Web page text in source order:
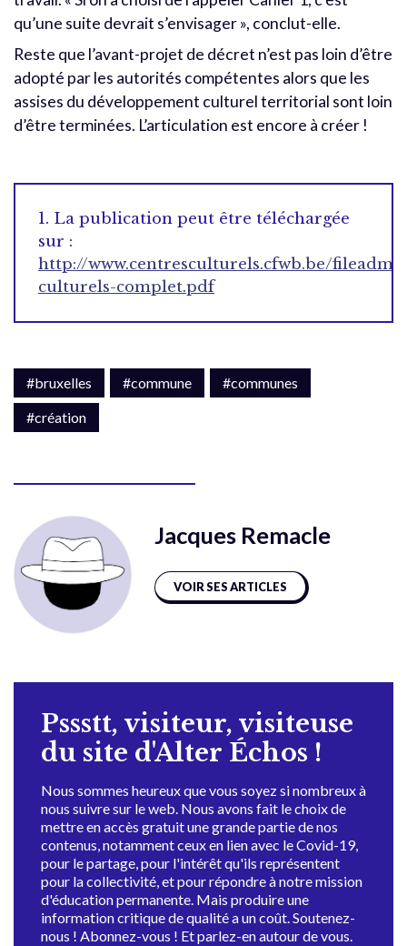
qu’une suite devrait s’envisager », conclut-elle.
Reste que l’avant-projet de décret n’est pas loin d’être
adopté par les autorités compétentes alors que les
assises du développement culturel territorial sont loin
d’être terminées. L’articulation est encore à créer !
1. La publication peut être téléchargée
sur :
http://www.centresculturels.cfwb.be/
culturels-complet.pdf
#bruxelles #commune
#communes
#création
Jacques Remacle
VOIR SES ARTICLES
Pssstt, visiteur, visiteuse
du site d'Alter Échos !
Nous sommes heureux que vous soyez si nombreux à
nous suivre sur le web. Nous avons fait le choix de
mettre en accès gratuit une grande partie de nos
contenus, notamment ceux en lien avec le Covid-19,
pour le partage, pour l'intérêt qu'ils représentent
pour la collectivité, et pour répondre à notre mission
d'éducation permanente. Mais produire une
information critique de qualité a un coût. Soutenez-
nous ! Abonnez-vous ! Et parlez-en autour de vous.